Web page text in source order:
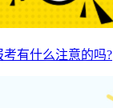
考有什么注意的吗?